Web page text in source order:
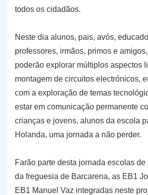
todos os cidadãos.
Neste dia alunos, pais, avós,
professores, irmãos, primos e
poderão explorar múltiplos aspectos
montagem de circuitos electrónicos,
com a exploração de temas
estar em comunicação permanente
crianças e jovens, alunos da escola
Holanda, uma jornada a não perder.
Farão parte desta jornada escolas
da freguesia de Barcarena, as EB1
EB1 Manuel Vaz integradas neste